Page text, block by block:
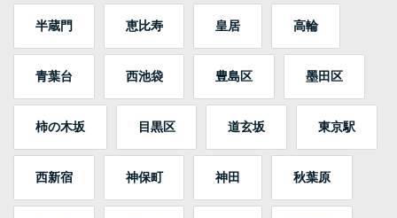
半蔵門 恵比寿 皇居 高輪
青葉台 西池袋 豊島区 墨田区
柿の木坂 目黒区 道玄坂 東京駅
西新宿 神保町 神田 秋葉原